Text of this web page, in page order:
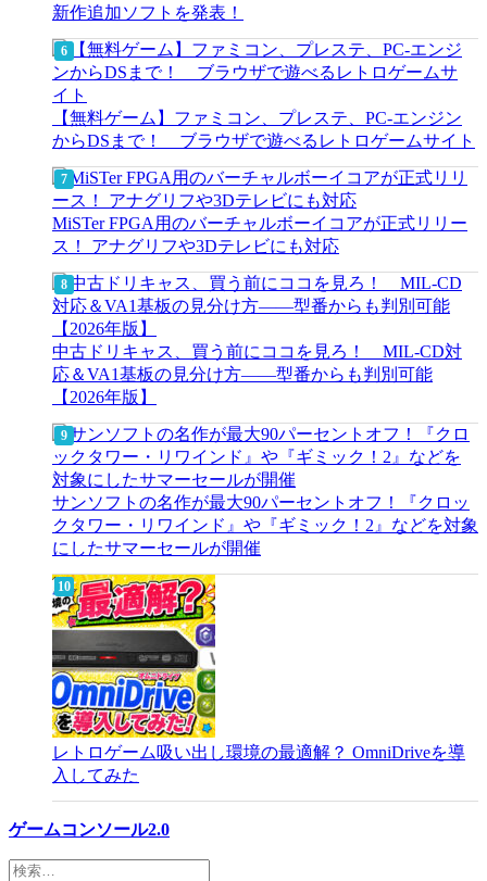
新作追加ソフトを発表！
【無料ゲーム】ファミコン、プレステ、PC-エンジン
からDSまで！ ブラウザで遊べるレトロゲームサイト
MiSTer FPGA用のバーチャルボーイコアが正式リリー
ス！ アナグリフや3Dテレビにも対応
中古ドリキャス、買う前にココを見ろ！ MIL-CD対
応＆VA1基板の見分け方——型番からも判別可能
【2026年版】
サンソフトの名作が最大90パーセントオフ！『クロッ
クタワー・リワインド』や『ギミック！2』などを対象
にしたサマーセールが開催
レトロゲーム吸い出し環境の最適解？ OmniDriveを導
入してみた
ゲームコンソール2.0
検